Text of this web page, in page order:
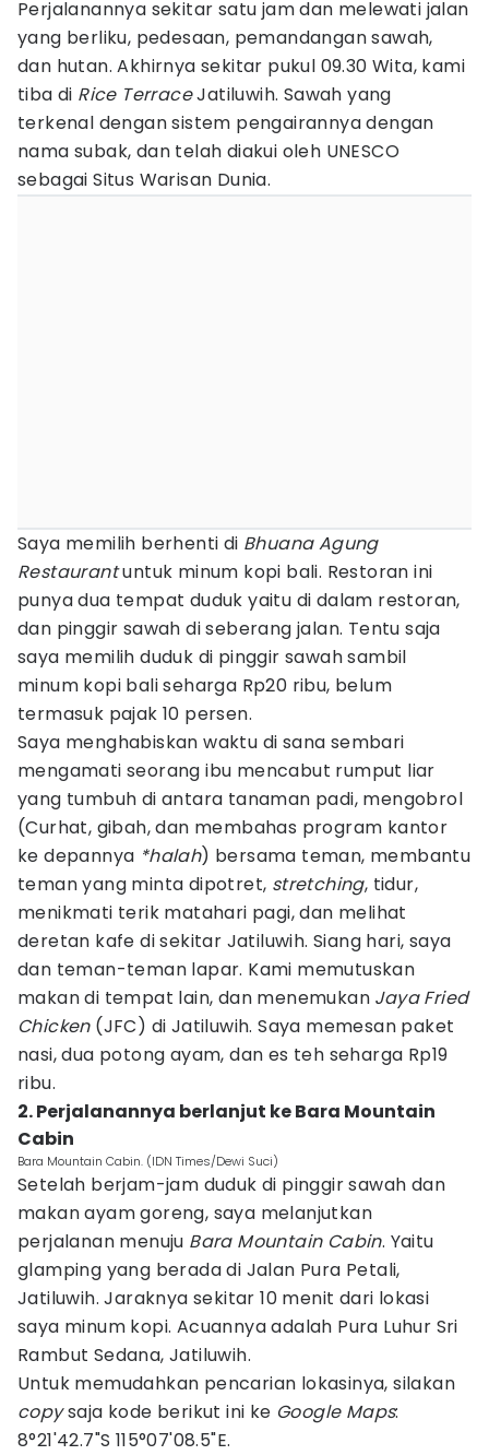
Perjalanannya sekitar satu jam dan melewati jalan
yang berliku, pedesaan, pemandangan sawah,
dan hutan. Akhirnya sekitar pukul 09.30 Wita, kami
tiba di Rice TerraceJatiluwih. Sawah yang
terkenal dengan sistem pengairannya dengan
nama subak, dan telah diakui oleh UNESCO
sebagai Situs Warisan Dunia.
Saya memilih berhenti di Bhuana Agung
Restaurantuntuk minum kopi bali. Restoran ini
punya dua tempat duduk yaitu di dalam restoran,
dan pinggir sawah di seberang jalan. Tentu saja
saya memilih duduk di pinggir sawah sambil
minum kopi bali seharga Rp20 ribu, belum
termasuk pajak 10 persen.
Saya menghabiskan waktu di sana sembari
mengamati seorang ibu mencabut rumput liar
yang tumbuh di antara tanaman padi, mengobrol
(Curhat, gibah, dan membahas program kantor
ke depannya *halah) bersama teman, membantu
teman yang minta dipotret, stretching, tidur,
menikmati terik matahari pagi, dan melihat
deretan kafe di sekitar Jatiluwih. Siang hari, saya
dan teman-teman lapar. Kami memutuskan
makan di tempat lain, dan menemukan Jaya Fried
Chicken(JFC) di Jatiluwih. Saya memesan paket
nasi, dua potong ayam, dan es teh seharga Rp19
ribu.
2. Perjalanannya berlanjut ke Bara Mountain
Cabin
Bara Mountain Cabin. (IDN Times/Dewi Suci)
Setelah berjam-jam duduk di pinggir sawah dan
makan ayam goreng, saya melanjutkan
perjalanan menuju Bara Mountain Cabin. Yaitu
glamping yang berada di Jalan Pura Petali,
Jatiluwih. Jaraknya sekitar 10 menit dari lokasi
saya minum kopi. Acuannya adalah Pura Luhur Sri
Rambut Sedana, Jatiluwih.
Untuk memudahkan pencarian lokasinya, silakan
copysaja kode berikut ini ke Google Maps:
8°21'42.7"S 115°07'08.5"E.